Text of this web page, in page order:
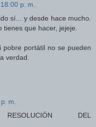
p. m.
sí... y desde hace mucho.
tienes que hacer, jejeje.
portátil no se pueden
verdad.
m.
DEL